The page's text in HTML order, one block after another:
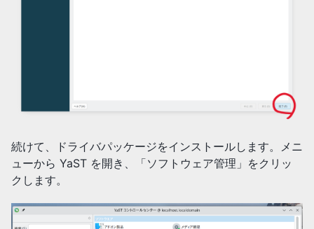
続けて、ドライバパッケージをインストールします。メニ
ューから YaST を開き、「ソフトウェア管理」をクリッ
クします。